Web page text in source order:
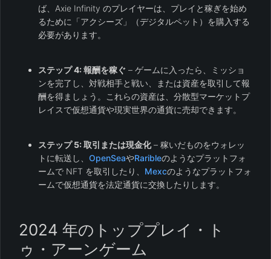
ば、Axie Infinity のプレイヤーは、プレイと稼ぎを始め
るために「アクシーズ」（デジタルペット）を購入する
必要があります。
ステップ 4: 報酬を稼ぐ – ゲームに入ったら、ミッショ
ンを完了し、対戦相手と戦い、または資産を取引して報
酬を得ましょう。これらの資産は、分散型マーケットプ
レイスで仮想通貨や現実世界の通貨に売却できます。
ステップ 5: 取引または現金化– 稼いだものをウォレッ
トに転送し、 OpenSeaやRaribleのようなプラットフォ
ームで NFT を取引したり、 Mexcのようなプラットフォ
ームで仮想通貨を法定通貨に交換したりします。
2024 年のトッププレイ・ト
ゥ・アーンゲーム